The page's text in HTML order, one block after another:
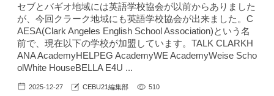
セブとバギオ地域には英語学校協会が以前からありました
が、今回クラーク地域にも英語学校協会が出来ました。C
AESA(Clark Angeles English School Association)という名
前で、現在以下の学校が加盟しています。TALK CLARKH
ANA AcademyHELPEG AcademyWE AcademyWeise Scho
olWhite HouseBELLA E4U ...
2025-12-27 CEBU21編集部 510